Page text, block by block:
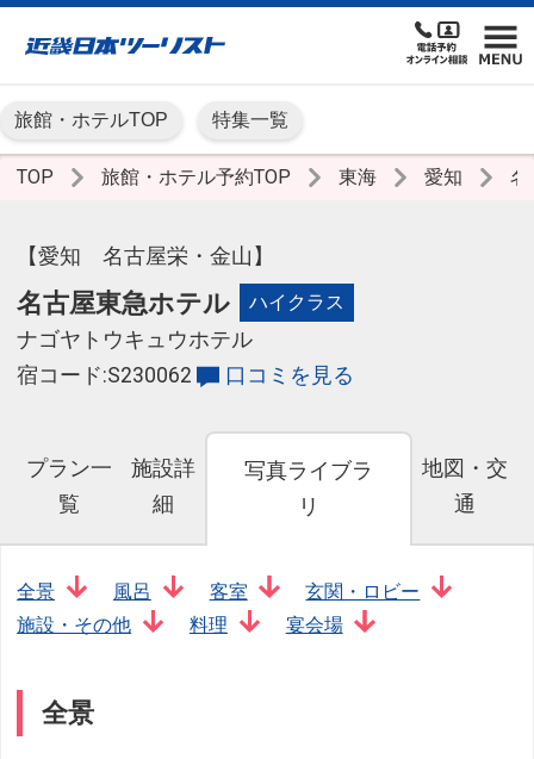
旅館・ホテルTOP 特集一覧
TOP 旅館・ホテル予約TOP 東海 愛知
【愛知 名古屋栄・金山】
名古屋東急ホテル ハイクラス
ナゴヤトウキュウホテル
宿コード:S230062
口コミを見る
プラン一
覧
施設詳
細
写真ライブラ
リ
地図・交
通
全景 風呂 客室
玄関・ロビー
施設・その他
料理 宴会場
全景